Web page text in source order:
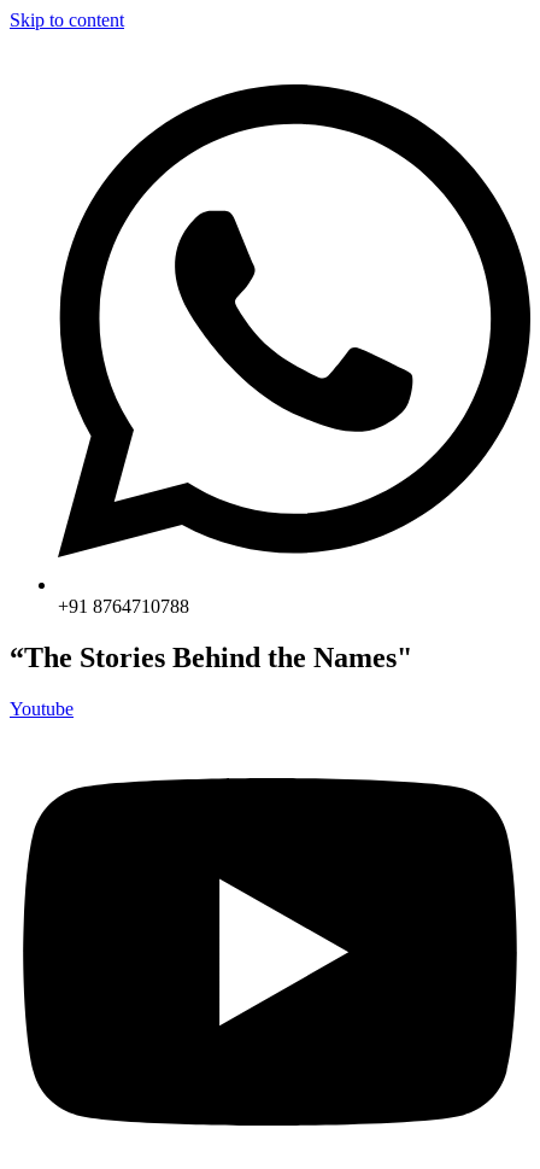
Skip to content
+91 8764710788
“The Stories Behind the Names"
Youtube